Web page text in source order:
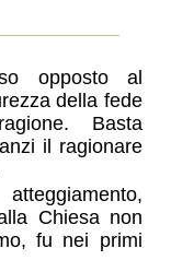
opposto al
della fede
Basta
il ragionare
Chiesa non
fu nei primi